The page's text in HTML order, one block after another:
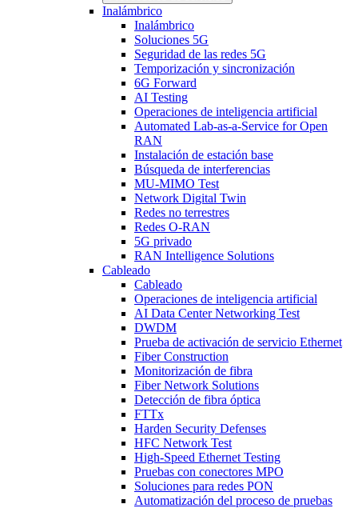
Inalámbrico
Inalámbrico
Soluciones 5G
Seguridad de las redes 5G
Temporización y sincronización
6G Forward
AI Testing
Operaciones de inteligencia artificial
Automated Lab-as-a-Service for Open
RAN
Instalación de estación base
Búsqueda de interferencias
MU-MIMO Test
Network Digital Twin
Redes no terrestres
Redes O-RAN
5G privado
RAN Intelligence Solutions
Cableado
Cableado
Operaciones de inteligencia artificial
AI Data Center Networking Test
DWDM
Prueba de activación de servicio Ethernet
Fiber Construction
Monitorización de fibra
Fiber Network Solutions
Detección de fibra óptica
FTTx
Harden Security Defenses
HFC Network Test
High-Speed Ethernet Testing
Pruebas con conectores MPO
Soluciones para redes PON
Automatización del proceso de pruebas